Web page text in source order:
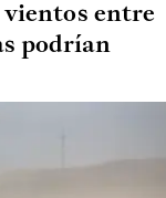
entre
podrían